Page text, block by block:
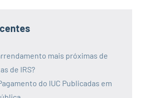
mais próximas de
de IRS?
do IUC Publicadas em